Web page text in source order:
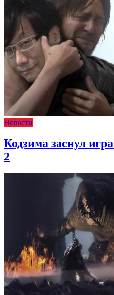
Новости
Кодзима заснул
2